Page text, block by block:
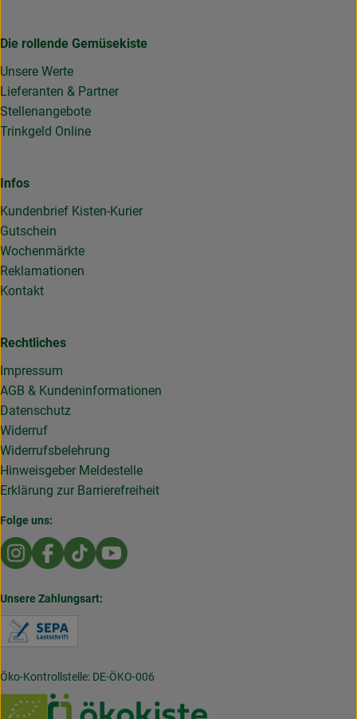
Die rollende Gemüsekiste
Unsere Werte
Lieferanten & Partner
Stellenangebote
Trinkgeld Online
Infos
Kundenbrief Kisten-Kurier
Gutschein
Wochenmärkte
Reklamationen
Kontakt
Rechtliches
Impressum
AGB & Kundeninformationen
Datenschutz
Widerruf
Widerrufsbelehrung
Hinweisgeber Meldestelle
Erklärung zur Barrierefreiheit
Folge uns:
Externer Link zu https://www.instagram.com/
Externer Link zu https://www.facebook.com/
Externer Link zu https://www.tiktok.com/
Externer Link zu https://
Unsere Zahlungsart:
Öko-Kontrollstelle: DE-ÖKO-006
Externer Link zu /_Resources/Persistent/7/b/6/4/